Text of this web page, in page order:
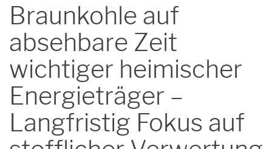
Braunkohle auf
absehbare Zeit
wichtiger heimischer
Energieträger –
Langfristig Fokus auf